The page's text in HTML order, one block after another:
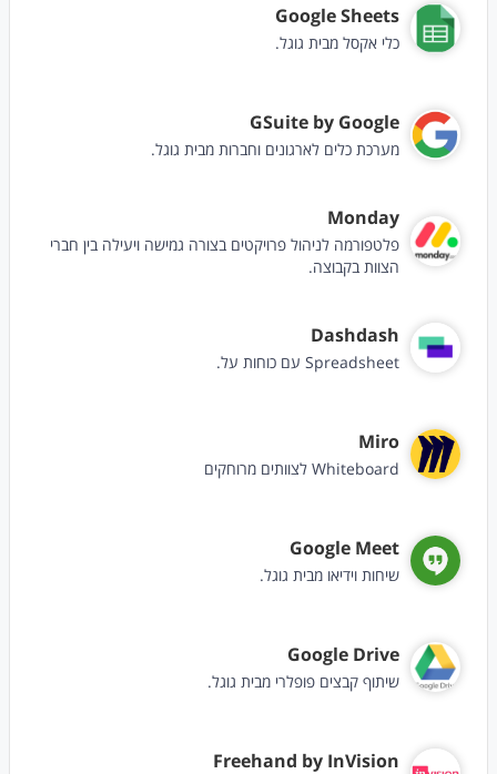
Google Sheets
כלי אקסל מבית גוגל.
GSuite by Google
מערכת כלים לארגונים וחברות מבית גוגל.
Monday
פלטפורמה לניהול פרויקטים בצורה גמישה ויעילה בין חברי
הצוות בקבוצה.
Dashdash
Spreadsheet עם כוחות על.
Miro
Whiteboard לצוותים מרוחקים
Google Meet
שיחות וידיאו מבית גוגל.
Google Drive
שיתוף קבצים פופלרי מבית גוגל.
Freehand by InVision